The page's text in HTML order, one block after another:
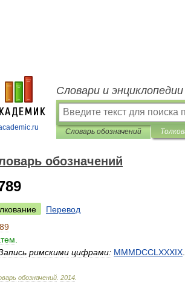
Словари и
Словарь обозначений
обозначений
Перевод
римскими цифрами: MMMDCCLXXXIX
обозначений 2014